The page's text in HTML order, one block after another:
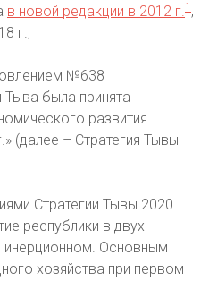
в новой редакции в 2012 г.1 ,
г.;
№638
Тыва была принята
развития
(далее – Стратегия Тывы
Стратегии Тывы 2020
республики в двух
инерционном. Основным
хозяйства при первом